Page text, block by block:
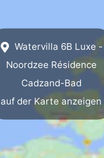
Watervilla 6B Luxe -
Noordzee Résidence
Cadzand-Bad
auf der Karte anzeigen